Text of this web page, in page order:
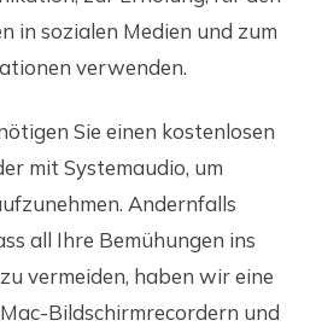
in sozialen Medien und zum
verwenden.
Sie einen kostenlosen
mit Systemaudio, um
Andernfalls
all Ihre Bemühungen ins
vermeiden, haben wir eine
Bildschirmrecordern und